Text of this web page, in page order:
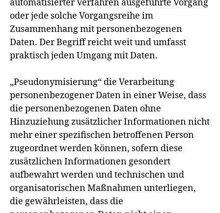
automatisierter Verfahren ausgeführte Vorgang
oder jede solche Vorgangsreihe im
Zusammenhang mit personenbezogenen
Daten. Der Begriff reicht weit und umfasst
praktisch jeden Umgang mit Daten.
„Pseudonymisierung“ die Verarbeitung
personenbezogener Daten in einer Weise, dass
die personenbezogenen Daten ohne
Hinzuziehung zusätzlicher Informationen nicht
mehr einer spezifischen betroffenen Person
zugeordnet werden können, sofern diese
zusätzlichen Informationen gesondert
aufbewahrt werden und technischen und
organisatorischen Maßnahmen unterliegen,
die gewährleisten, dass die